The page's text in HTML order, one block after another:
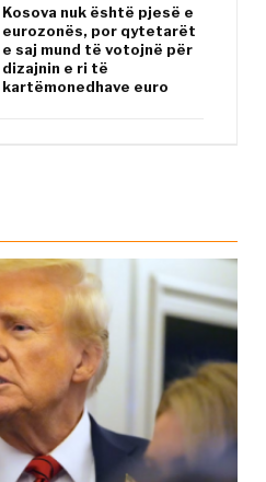
Kosova nuk është pjesë e
eurozonës, por qytetarët
e saj mund të votojnë për
dizajnin e ri të
kartëmonedhave euro